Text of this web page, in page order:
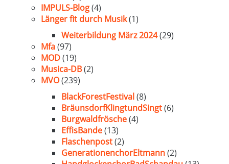
IMPULS-Blog(4)
Länger fit durch Musik(1)
Weiterbildung März 2024(29)
Mfa(97)
MOD(19)
Musica-DB(2)
MVO(239)
BlackForestFestival(8)
BräunsdorfKlingtundSingt(6)
Burgwaldfrösche(4)
EffisBande(13)
Flaschenpost(2)
GenerationenchorEltmann(2)